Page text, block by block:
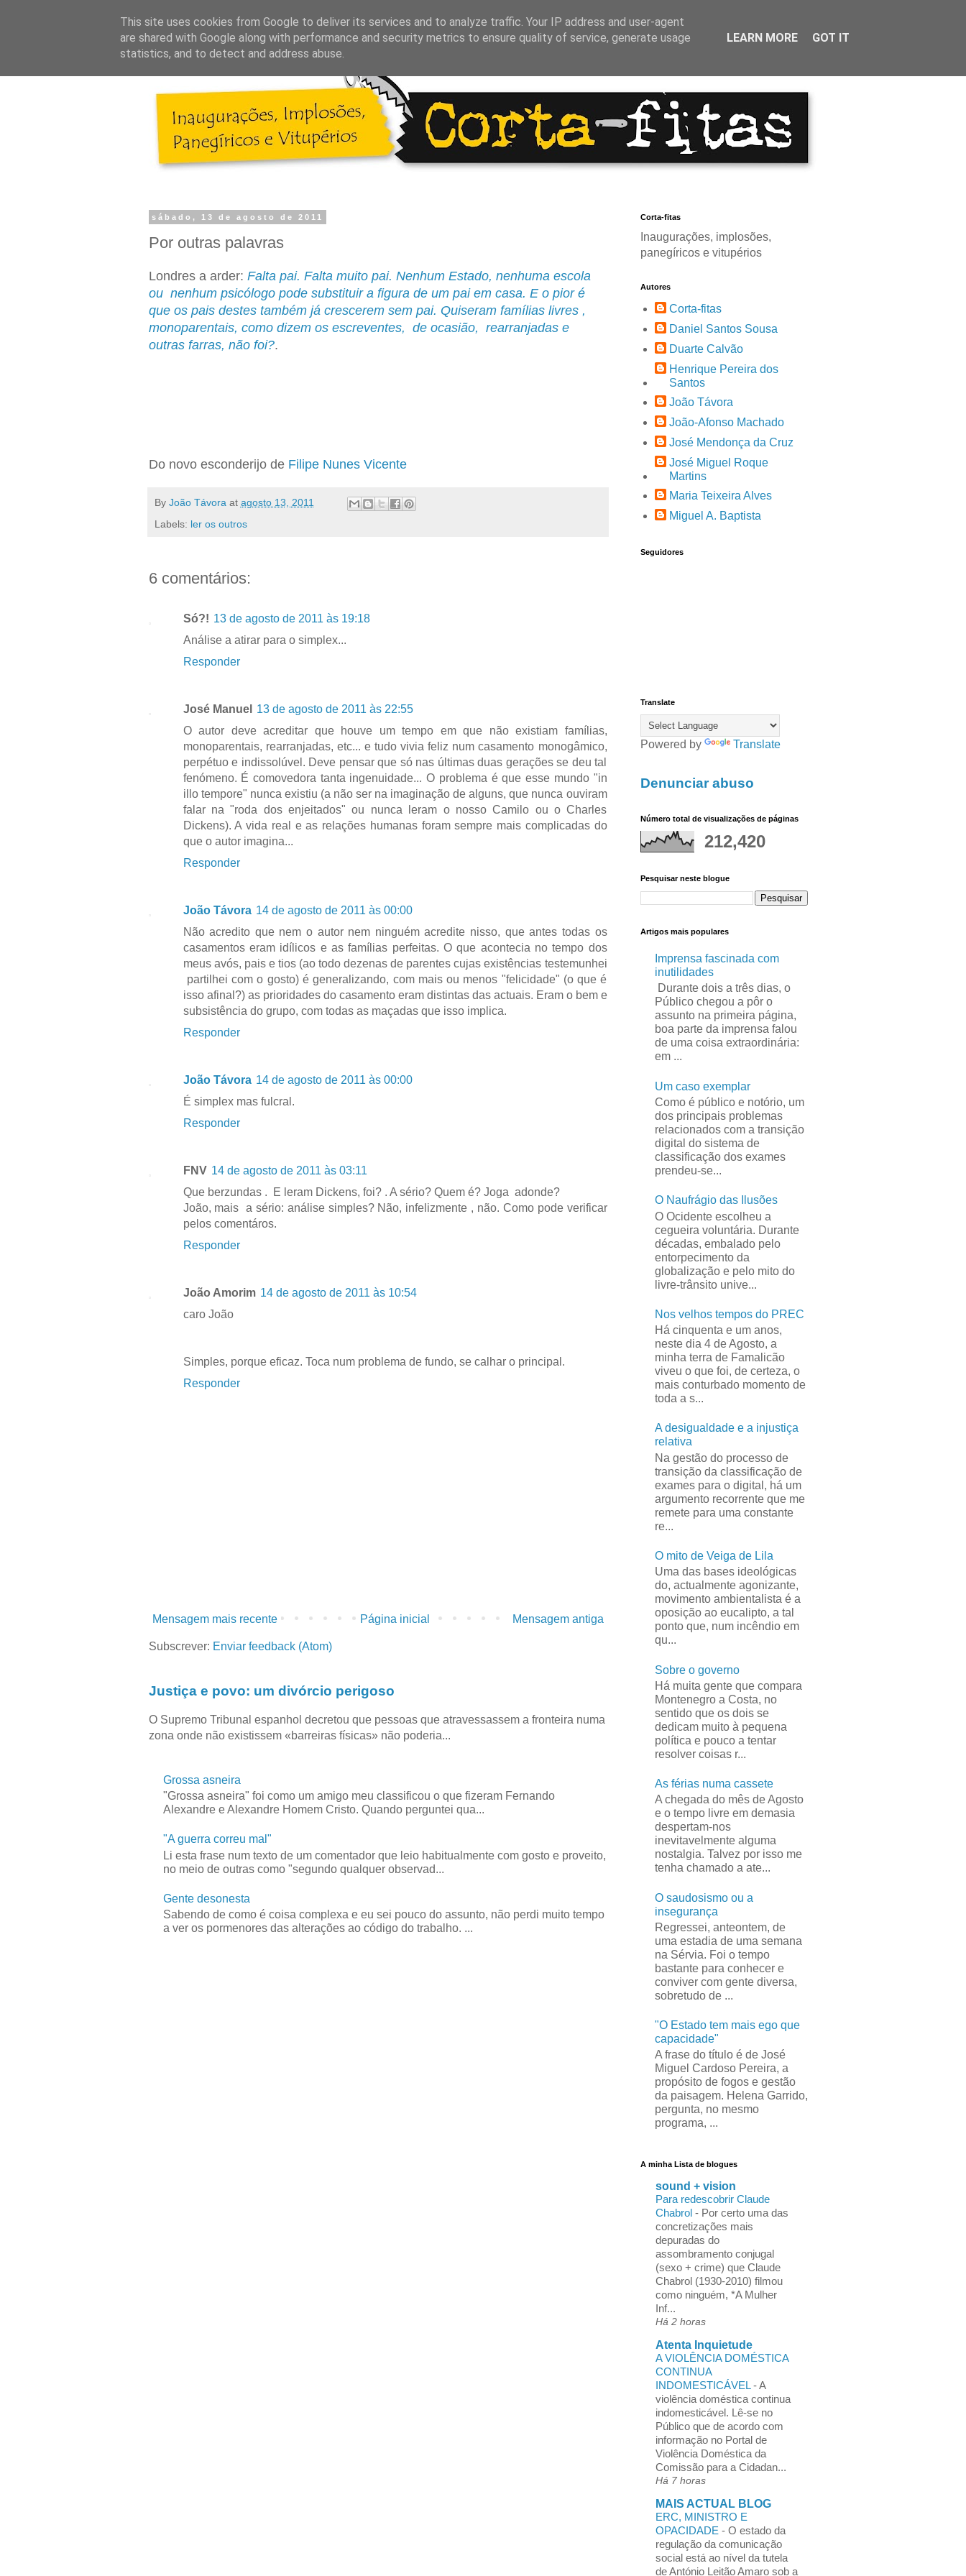
sábado, 13 de agosto de 2011
Por outras palavras
Londres a arder: Falta pai. Falta muito pai. Nenhum Estado, nenhuma escola
ou nenhum psicólogo pode substituir a figura de um pai em casa. E o pior é
que os pais destes também já crescerem sem pai. Quiseram famílias livres ,
monoparentais, como dizem os escreventes, de ocasião, rearranjadas e
outras farras, não foi?.
Do novo esconderijo de Filipe Nunes Vicente
By João Távora at agosto 13, 2011
Labels: ler os outros
6 comentários:
Só?! 13 de agosto de 2011 às 19:18
Análise a atirar para o simplex...
Responder
José Manuel
13 de agosto de 2011 às 22:55
O autor deve acreditar que houve um tempo em que não existiam famílias,
monoparentais, rearranjadas, etc... e tudo vivia feliz num casamento monogâmico,
perpétuo e indissolúvel. Deve pensar que só nas últimas duas gerações se deu tal
fenómeno. É comovedora tanta ingenuidade... O problema é que esse mundo "in
illo tempore" nunca existiu (a não ser na imaginação de alguns, que nunca ouviram
falar na "roda dos enjeitados" ou nunca leram o nosso Camilo ou o Charles
Dickens). A vida real e as relações humanas foram sempre mais complicadas do
que o autor imagina...
Responder
João Távora 14 de agosto de 2011 às 00:00
Não acredito que nem o autor nem ninguém acredite nisso, que antes todas os
casamentos eram idílicos e as famílias perfeitas. O que acontecia no tempo dos
meus avós, pais e tios (ao todo dezenas de parentes cujas existências testemunhei
partilhei com o gosto) é generalizando, com mais ou menos "felicidade" (o que é
isso afinal?) as prioridades do casamento eram distintas das actuais. Eram o bem e
subsistência do grupo, com todas as maçadas que isso implica.
Responder
João Távora 14 de agosto de 2011 às 00:00
É simplex mas fulcral.
Responder
FNV 14 de agosto de 2011 às 03:11
Que berzundas . E leram Dickens, foi? . A sério? Quem é? Joga adonde?
João, mais a sério: análise simples? Não, infelizmente , não. Como pode verificar
pelos comentáros.
Responder
João Amorim 14 de agosto de 2011 às 10:54
caro João
Simples, porque eficaz. Toca num problema de fundo, se calhar o principal.
Responder
Mensagem mais recente Mensagem antiga
Página inicial
Subscrever: Enviar feedback (Atom)
Justiça e povo: um divórcio perigoso
O Supremo Tribunal espanhol decretou que pessoas que atravessassem a fronteira numa
zona onde não existissem «barreiras físicas» não poderia...
Grossa asneira
"Grossa asneira" foi como um amigo meu classificou o que fizeram Fernando
Alexandre e Alexandre Homem Cristo. Quando perguntei qua...
"A guerra correu mal"
Li esta frase num texto de um comentador que leio habitualmente com gosto e proveito,
no meio de outras como "segundo qualquer observad...
Gente desonesta
Sabendo de como é coisa complexa e eu sei pouco do assunto, não perdi muito tempo
a ver os pormenores das alterações ao código do trabalho. ...
Corta-fitas
Inaugurações, implosões,
panegíricos e vitupérios
Autores
Corta-fitas
Daniel Santos Sousa
Duarte Calvão
Henrique Pereira dos
Santos
João Távora
João-Afonso Machado
José Mendonça da Cruz
José Miguel Roque
Martins
Maria Teixeira Alves
Miguel A. Baptista
Seguidores
Translate
Powered by Translate
Denunciar abuso
Número total de visualizações de páginas
212,420
Pesquisar neste blogue
Artigos mais populares
Imprensa fascinada com
inutilidades
Durante dois a três dias, o
Público chegou a pôr o
assunto na primeira página,
boa parte da imprensa falou
de uma coisa extraordinária:
em ...
Um caso exemplar
Como é público e notório, um
dos principais problemas
relacionados com a transição
digital do sistema de
classificação dos exames
prendeu-se...
O Naufrágio das Ilusões
O Ocidente escolheu a
cegueira voluntária. Durante
décadas, embalado pelo
entorpecimento da
globalização e pelo mito do
livre-trânsito unive...
Nos velhos tempos do PREC
Há cinquenta e um anos,
neste dia 4 de Agosto, a
minha terra de Famalicão
viveu o que foi, de certeza, o
mais conturbado momento de
toda a s...
A desigualdade e a injustiça
relativa
Na gestão do processo de
transição da classificação de
exames para o digital, há um
argumento recorrente que me
remete para uma constante
re...
O mito de Veiga de Lila
Uma das bases ideológicas
do, actualmente agonizante,
movimento ambientalista é a
oposição ao eucalipto, a tal
ponto que, num incêndio em
qu...
Sobre o governo
Há muita gente que compara
Montenegro a Costa, no
sentido que os dois se
dedicam muito à pequena
política e pouco a tentar
resolver coisas r...
As férias numa cassete
A chegada do mês de Agosto
e o tempo livre em demasia
despertam-nos
inevitavelmente alguma
nostalgia. Talvez por isso me
tenha chamado a ate...
O saudosismo ou a
insegurança
Regressei, anteontem, de
uma estadia de uma semana
na Sérvia. Foi o tempo
bastante para conhecer e
conviver com gente diversa,
sobretudo de ...
"O Estado tem mais ego que
capacidade"
A frase do título é de José
Miguel Cardoso Pereira, a
propósito de fogos e gestão
da paisagem. Helena Garrido,
pergunta, no mesmo
programa, ...
A minha Lista de blogues
sound + vision
Para redescobrir Claude
Chabrol - Por certo uma das
concretizações mais
depuradas do
assombramento conjugal
(sexo + crime) que Claude
Chabrol (1930-2010) filmou
como ninguém, *A Mulher
Inf...
Há 2 horas
Atenta Inquietude
A VIOLÊNCIA DOMÉSTICA
CONTINUA
INDOMESTICÁVEL-A
violência doméstica continua
indomesticável. Lê-se no
Público que de acordo com
informação no Portal de
Violência Doméstica da
Comissão para a Cidadan...
Há 7 horas
MAIS ACTUAL BLOG
ERC, MINISTRO E
OPACIDADE - O estado da
regulação da comunicação
social está ao nível da tutela
de António Leitão Amaro sob a
This site uses cookies from Google to deliver its services and to analyze traffic. Your IP address and user-agent
are shared with Google along with performance and security metrics to ensure quality of service, generate usage
statistics, and to detect and address abuse.
LEARN MORE GOT IT